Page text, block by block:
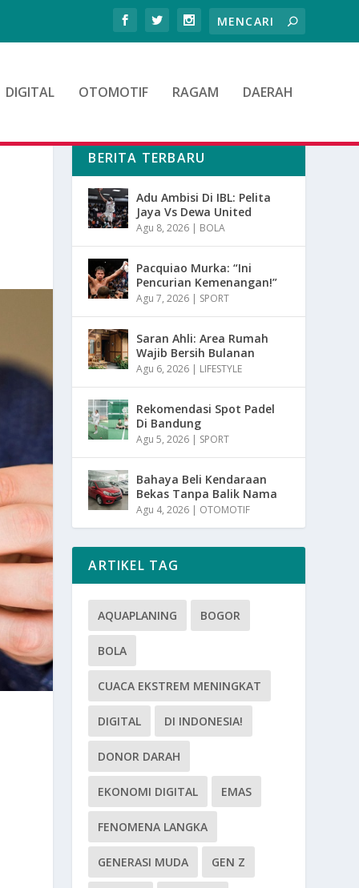
DIGITAL OTOMOTIF RAGAM DAERAH
BERITA TERBARU
Adu Ambisi Di IBL: Pelita
Jaya Vs Dewa United
Agu 8, 2026 | BOLA
Pacquiao Murka: “Ini
Pencurian Kemenangan!”
Agu 7, 2026 | SPORT
Saran Ahli: Area Rumah
Wajib Bersih Bulanan
Agu 6, 2026 | LIFESTYLE
Rekomendasi Spot Padel
Di Bandung
Agu 5, 2026 | SPORT
Bahaya Beli Kendaraan
Bekas Tanpa Balik Nama
Agu 4, 2026 | OTOMOTIF
ARTIKEL TAG
AQUAPLANING BOGOR
BOLA
CUACA EKSTREM MENINGKAT
DIGITAL DI INDONESIA!
DONOR DARAH
EKONOMI DIGITAL EMAS
FENOMENA LANGKA
GENERASI MUDA GEN Z